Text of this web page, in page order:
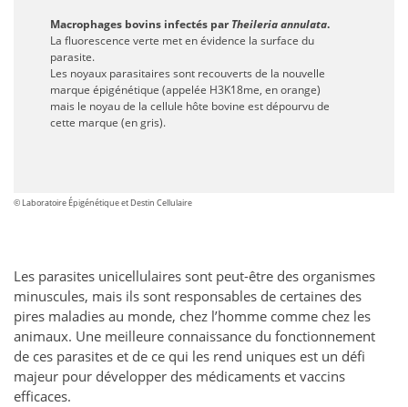
Macrophages bovins infectés parTheileria annulata.
La fluorescence verte met en évidence la surface du
parasite.
Les noyaux parasitaires sont recouverts de la nouvelle
marque épigénétique (appelée H3K18me, en orange)
mais le noyau de la cellule hôte bovine est dépourvu de
cette marque (en gris).
© Laboratoire Épigénétique et Destin Cellulaire
Les parasites unicellulaires sont peut-être des organismes
minuscules, mais ils sont responsables de certaines des
pires maladies au monde, chez l’homme comme chez les
animaux. Une meilleure connaissance du fonctionnement
de ces parasites et de ce qui les rend uniques est un défi
majeur pour développer des médicaments et vaccins
efficaces.